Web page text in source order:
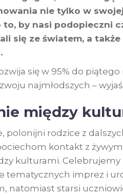
nie tylko w
to, by nasi podopieczni
się ze światem, a
się w 95% do
najmłodszych –
między
polonijni rodzice z
kontakt z
kulturami. Celebrujemy
tematycznych imprez i
natomiast starsi